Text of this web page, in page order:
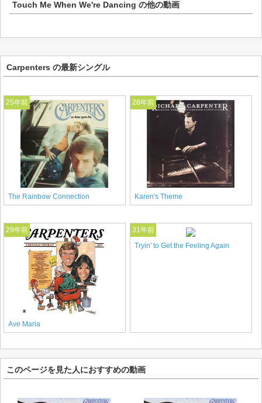
Touch Me When We're Dancing の他の動画
Carpenters の最新シングル
25年前
The Rainbow Connection
28年前
Karen's Theme
29年前
Ave Maria
31年前
Tryin' to Get the Feeling Again
このページを見た人におすすめの動画